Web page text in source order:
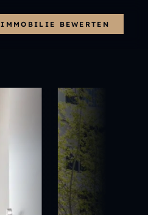
IMMOBILIE BEWERTEN